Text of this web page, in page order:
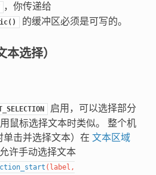
，你传递给
的缓冲区必须是可写的。
选择）
启用，可以选择部分
鼠标选择文本时类似。 整个机
击并选择文本）在 文本区域
许手动选择文本
( label ,